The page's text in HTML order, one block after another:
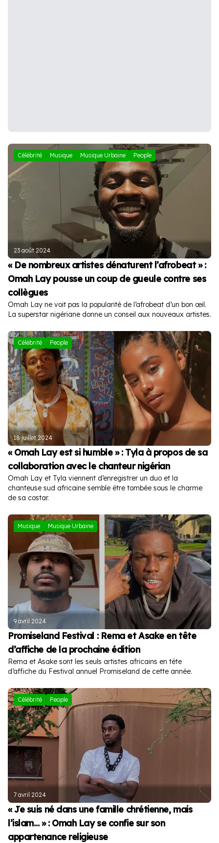
Célébrité Musique Musique Urbaine People
23 août 2024
« De nombreux artistes dénaturent l’afrobeat » :
Omah Lay pousse un coup de gueule contre ses
collègues
Omah Lay ne voit pas la popularité de l’afrobeat d’un bon œil.
La superstar nigériane donne un conseil aux nouveaux artistes.
Célébrité People
18 juillet 2024
« Omah Lay est si humble » : Tyla à propos de sa
collaboration avec le chanteur nigérian
Omah Lay et Tyla viennent d’enregistrer un duo et la
chanteuse sud africaine semble être tombée sous le charme
de sa costar.
Musique Musique Urbaine
9 avril 2024
Promiseland Festival : Rema et Asake en tête
d’affiche de la prochaine édition
Rema et Asake sont les seuls artistes africains en tête
d’affiche du Festival annuel Promiseland de cette année.
Célébrité People
7 avril 2024
« Je suis né dans une famille chrétienne, mais
l’islam… » : Omah Lay se confie sur son
appartenance religieuse